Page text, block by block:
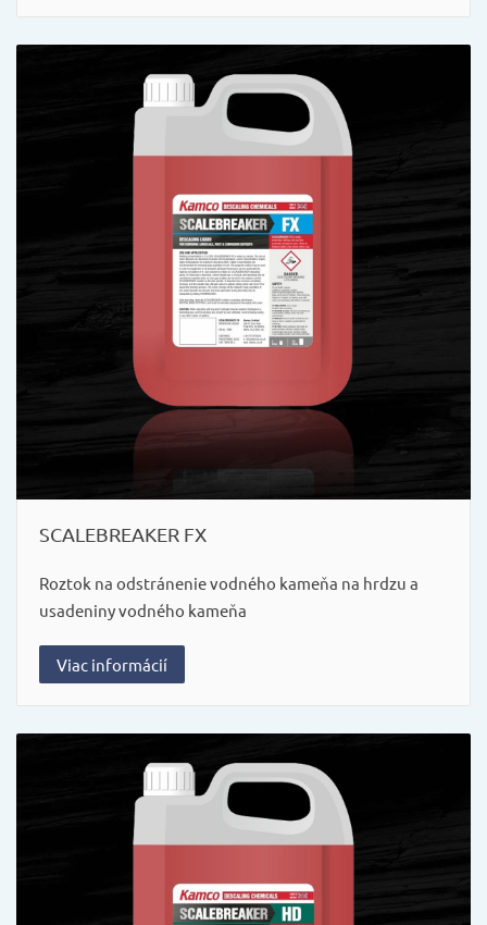
SCALEBREAKER FX
Roztok na odstránenie vodného kameňa na hrdzu a
usadeniny vodného kameňa
Viac informácií